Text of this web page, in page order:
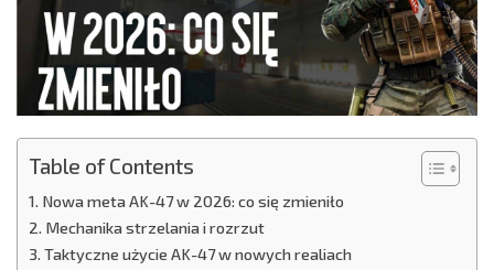
Table of Contents
Nowa meta AK-47 w 2026: co się zmieniło
Mechanika strzelania i rozrzut
Taktyczne użycie AK-47 w nowych realiach